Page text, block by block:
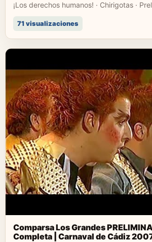
¡Los derechos humanos! · Chirigotas ·
71 visualizaciones
Comparsa Los Grandes
Completa | Carnaval de Cádiz